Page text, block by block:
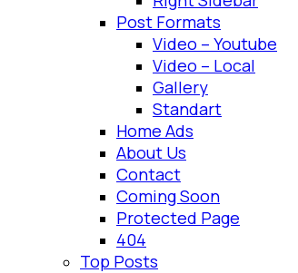
Post Formats
Video – Youtube
Video – Local
Gallery
Standart
Home Ads
About Us
Contact
Coming Soon
Protected Page
404
Top Posts